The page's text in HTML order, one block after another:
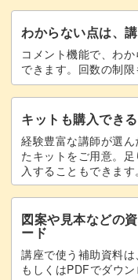
わからない点は、
コメント機能で、わ
できます。回数の制限
キットも購入でき
経験豊富な講師が選
たキットをご用意。
入することもできます。
図案や見本などの
ード
講座で使う補助資料は
もしくはPDFでダウ